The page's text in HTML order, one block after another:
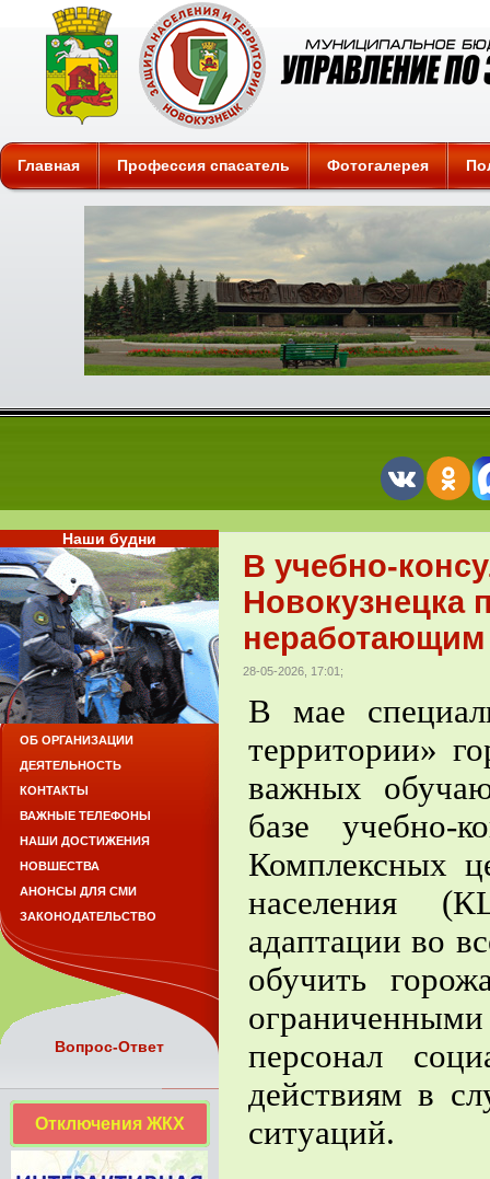
Защита
Главная Профессия спасатель Фотогалерея
В учебно-
Новокузнецка
28-05-2026, 17:01;
В мае
территории»
важных
базе учебно-
Комплексных
населения
адаптации во
обучить
персонал
действиям в
ситуаций.
Наши будни
ОБ ОРГАНИЗАЦИИ
ДЕЯТЕЛЬНОСТЬ
КОНТАКТЫ
ВАЖНЫЕ ТЕЛЕФОНЫ
НАШИ ДОСТИЖЕНИЯ
НОВШЕСТВА
АНОНСЫ ДЛЯ СМИ
ЗАКОНОДАТЕЛЬСТВО
Вопрос-Ответ
Отключения ЖКХ